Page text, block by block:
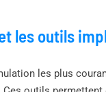
les outils
les plus